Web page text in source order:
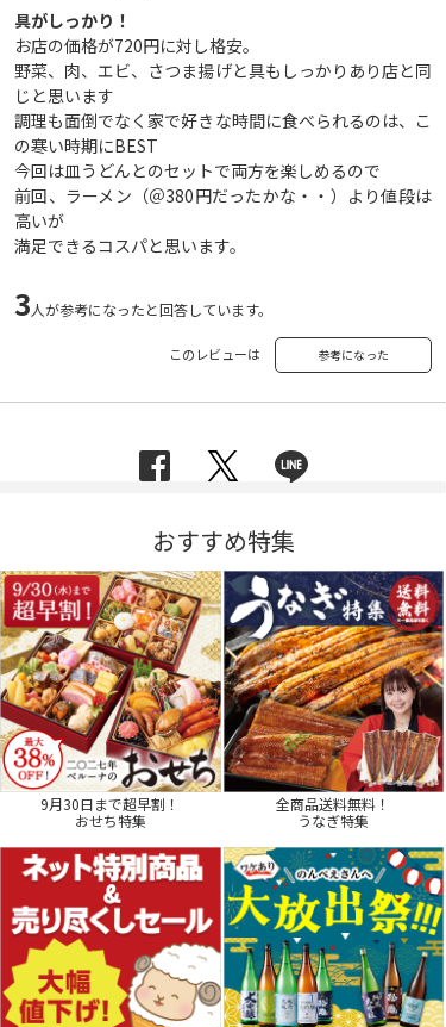
具がしっかり！
お店の価格が720円に対し格安。
野菜、肉、エビ、さつま揚げと具もしっかりあり店と同
じと思います
調理も面倒でなく家で好きな時間に食べられるのは、こ
の寒い時期にBEST
今回は皿うどんとのセットで両方を楽しめるので
前回、ラーメン（＠380円だったかな・・）より値段は
高いが
満足できるコスパと思います。
3人が参考になったと回答しています。
このレビューは 参考になった
おすすめ特集
9月30日まで超早割！
おせち特集
全商品送料無料！
うなぎ特集